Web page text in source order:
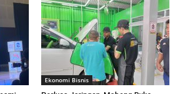
Ekonomi Bisnis